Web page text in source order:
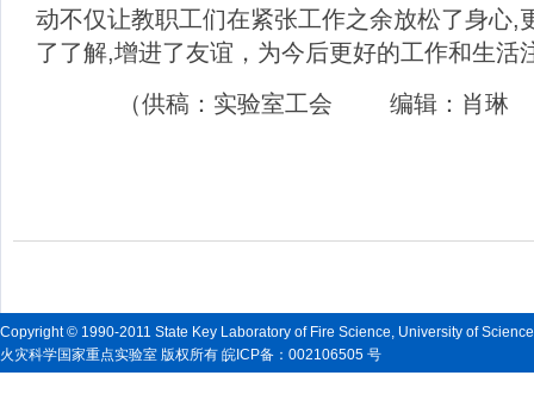
动不仅让教职工们在紧张工作之余放松了身心,
了了解,增进了友谊，为今后更好的工作和生活
（供稿：实验室工会 编辑：肖
Copyright © 1990-2011 State Key Laboratory of Fire Science, University of
火灾科学国家重点实验室 版权所有 皖ICP备：002106505 号